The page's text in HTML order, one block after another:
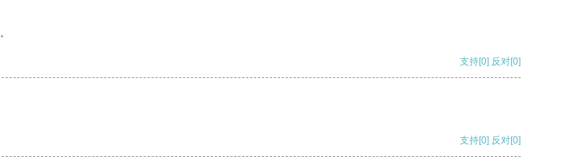
支持[0] 反对[0]
支持[0] 反对[0]